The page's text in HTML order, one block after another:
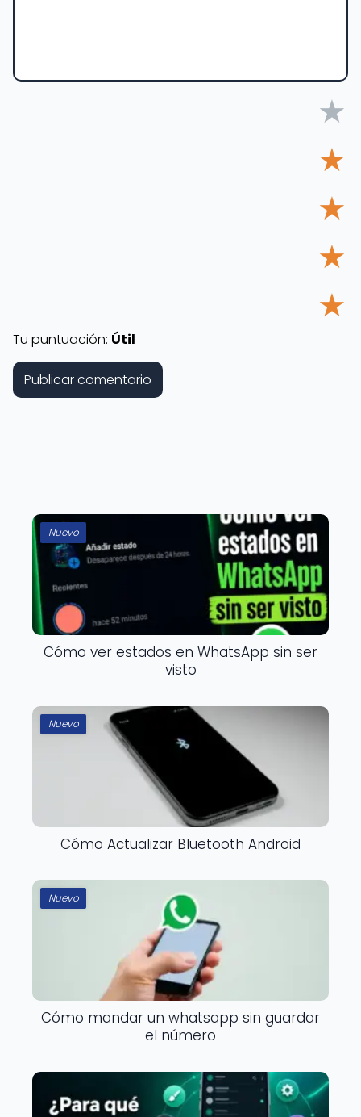
★
★
★
★
★
Tu puntuación: Útil
Nuevo
Cómo ver estados en WhatsApp sin ser
visto
Nuevo
Cómo Actualizar Bluetooth Android
Nuevo
Cómo mandar un whatsapp sin guardar
el número